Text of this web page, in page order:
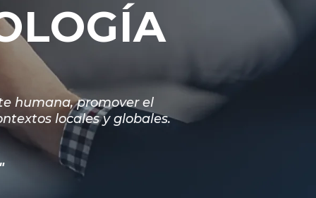
humana, promover el
locales y globales.